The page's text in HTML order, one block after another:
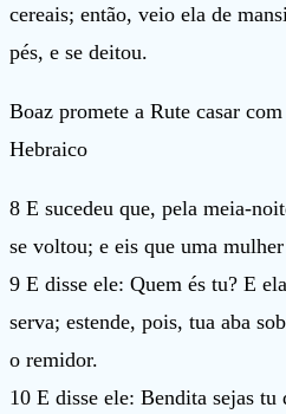
cereais; então, veio ela de
pés, e se deitou.
Boaz promete a Rute casar
Hebraico
8 E sucedeu que, pela meia-
se voltou; e eis que uma
9 E disse ele: Quem és tu? E
serva; estende, pois, tua aba
o remidor.
10 E disse ele: Bendita sejas